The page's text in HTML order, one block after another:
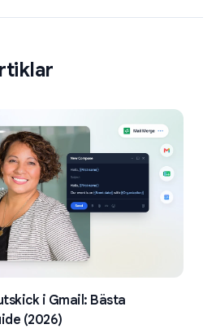
i Gmail: Bästa
(2026)